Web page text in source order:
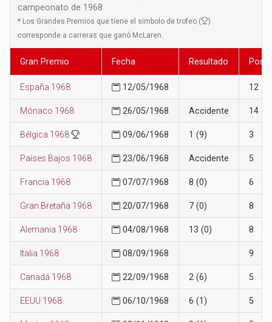
campeonato de 1968
* Los Grandes Premios que tiene el simbolo de trofeo (
)
corresponde a carreras que ganó McLaren.
Gran Premio Fecha Resultado
España 1968 12/05/1968 12
Mónaco 1968 26/05/1968 Accidente 14
Bélgica 1968 09/06/1968 1 (9) 3
Países Bajos 1968 23/06/1968 Accidente 5
Francia 1968 07/07/1968 8 (0) 6
Gran Bretaña 1968 20/07/1968 7 (0) 8
Alemania 1968 04/08/1968 13 (0) 8
Italia 1968 08/09/1968 9
Canadá 1968 22/09/1968 2 (6) 5
EEUU 1968 06/10/1968 6 (1) 5